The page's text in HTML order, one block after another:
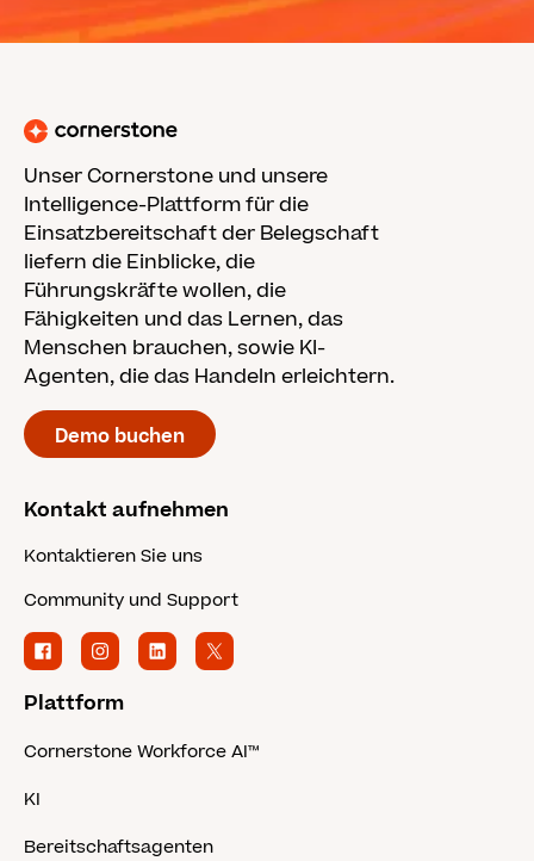
Unser Cornerstone und unsere
Intelligence-Plattform für die
Einsatzbereitschaft der Belegschaft
liefern die Einblicke, die
Führungskräfte wollen, die
Fähigkeiten und das Lernen, das
Menschen brauchen, sowie KI-
Agenten, die das Handeln erleichtern.
Demo buchen
Kontakt aufnehmen
Kontaktieren Sie uns
Community und Support
Plattform
Cornerstone Workforce AI™
KI
Bereitschaftsagenten